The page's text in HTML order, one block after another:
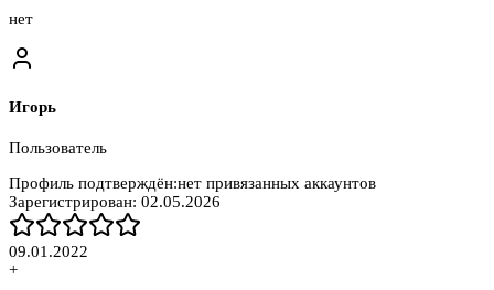
нет
Игорь
Пользователь
Профиль подтверждён:нет привязанных аккаунтов
Зарегистрирован: 02.05.2026
09.01.2022
+